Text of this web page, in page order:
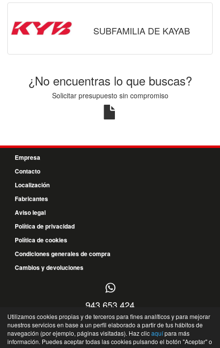
SUBFAMILIA DE KAYAB
¿No encuentras lo que buscas?
Solicitar presupuesto sin compromiso
Empresa
Contacto
Localización
Fabricantes
Aviso legal
Política de privacidad
Política de cookies
Condiciones generales de compra
Cambios y devoluciones
943 653 424
628 780 648
P.I. Benta Aldea, s/n - 20270 - Anoeta - Guipuzcoa - España
© Recambios Ibarra- 2026 -Tienda online de recambios de Gira
Utilizamos cookies propias y de terceros para fines analíticos y para mejorar
nuestros servicios en base a un perfil elaborado a partir de tus hábitos de
navegación (por ejemplo, páginas visitadas). Haz clicaquípara más
información. Puedes aceptar todas las cookies pulsando el botón "Aceptar" o